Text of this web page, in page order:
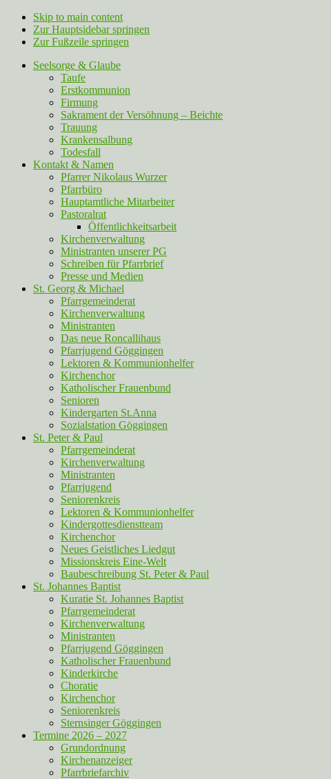
Skip to main content
Zur Hauptsidebar springen
Zur Fußzeile springen
Seelsorge & Glaube
Taufe
Erstkommunion
Firmung
Sakrament der Versöhnung – Beichte
Trauung
Krankensalbung
Todesfall
Kontakt & Namen
Pfarrer Nikolaus Wurzer
Pfarrbüro
Hauptamtliche Mitarbeiter
Pastoralrat
Öffentlichkeitsarbeit
Kirchenverwaltung
Ministranten unserer PG
Schreiben für Pfarrbrief
Presse und Medien
St. Georg & Michael
Pfarrgemeinderat
Kirchenverwaltung
Ministranten
Das neue Roncallihaus
Pfarrjugend Göggingen
Lektoren & Kommunionhelfer
Kirchenchor
Katholischer Frauenbund
Senioren
Kindergarten St.Anna
Sozialstation Göggingen
St. Peter & Paul
Pfarrgemeinderat
Kirchenverwaltung
Ministranten
Pfarrjugend
Seniorenkreis
Lektoren & Kommunionhelfer
Kindergottesdienstteam
Kirchenchor
Neues Geistliches Liedgut
Missionskreis Eine-Welt
Baubeschreibung St. Peter & Paul
St. Johannes Baptist
Kuratie St. Johannes Baptist
Pfarrgemeinderat
Kirchenverwaltung
Ministranten
Pfarrjugend Göggingen
Katholischer Frauenbund
Kinderkirche
Choratie
Kirchenchor
Seniorenkreis
Sternsinger Göggingen
Termine 2026 – 2027
Grundordnung
Kirchenanzeiger
Pfarrbriefarchiv